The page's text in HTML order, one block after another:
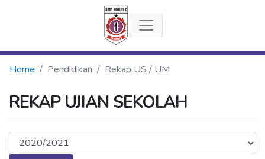
Home Pendidikan Rekap US / UM
REKAP UJIAN SEKOLAH